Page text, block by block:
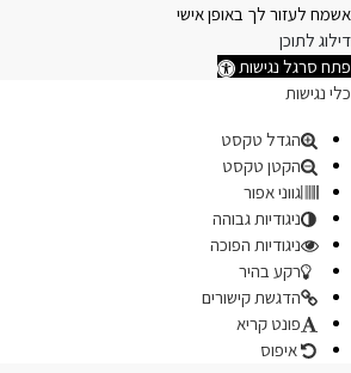
אשמח לעזור לך באופן אישי
דילוג לתוכן
פתח סרגל נגישות
כלי נגישות
הגדל טקסט
הקטן טקסט
גווני אפור
ניגודיות גבוהה
ניגודיות הפוכה
רקע בהיר
הדגשת קישורים
פונט קריא
איפוס